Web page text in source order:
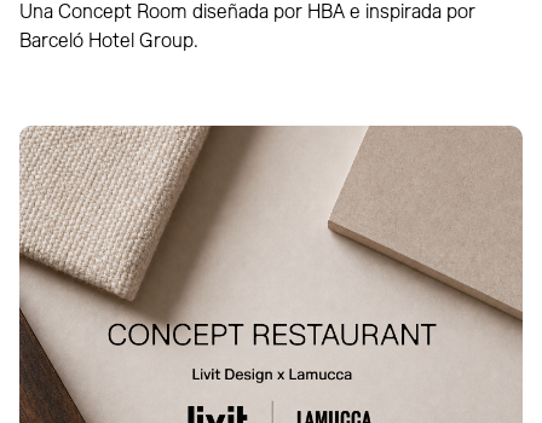
Una Concept Room diseñada por HBA e inspirada por
Barceló Hotel Group.